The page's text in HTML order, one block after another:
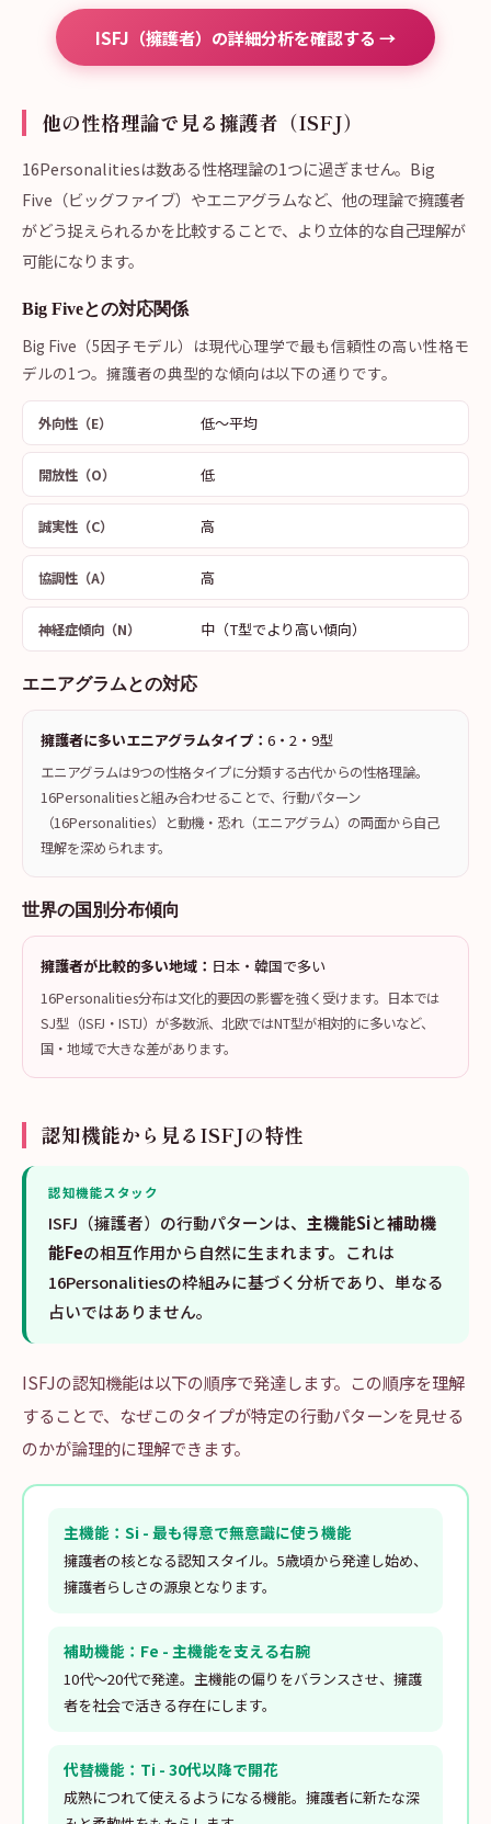
ISFJ（擁護者）の詳細分析を確認する →
他の性格理論で見る擁護者（ISFJ）
16Personalitiesは数ある性格理論の1つに過ぎません。Big
Five（ビッグファイブ）やエニアグラムなど、他の理論で擁護者
がどう捉えられるかを比較することで、より立体的な自己理解が
可能になります。
Big Fiveとの対応関係
Big Five（5因子モデル）は現代心理学で最も信頼性の高い性格モ
デルの1つ。擁護者の典型的な傾向は以下の通りです。
外向性（E） 低〜平均
開放性（O） 低
誠実性（C） 高
協調性（A） 高
神経症傾向（N） 中（T型でより高い傾向）
エニアグラムとの対応
擁護者に多いエニアグラムタイプ： 6・2・9型
エニアグラムは9つの性格タイプに分類する古代からの性格理論。
16Personalitiesと組み合わせることで、行動パターン
（16Personalities）と動機・恐れ（エニアグラム）の両面から自己
理解を深められます。
世界の国別分布傾向
擁護者が比較的多い地域： 日本・韓国で多い
16Personalities分布は文化的要因の影響を強く受けます。日本では
SJ型（ISFJ・ISTJ）が多数派、北欧ではNT型が相対的に多いなど、
国・地域で大きな差があります。
認知機能から見るISFJの特性
認知機能スタック
ISFJ（擁護者）の行動パターンは、 主機能Siと補助機
能Feの相互作用から自然に生まれます。これは
16Personalitiesの枠組みに基づく分析であり、単なる
占いではありません。
ISFJの認知機能は以下の順序で発達します。この順序を理解
することで、なぜこのタイプが特定の行動パターンを見せる
のかが論理的に理解できます。
主機能：Si - 最も得意で無意識に使う機能
擁護者の核となる認知スタイル。5歳頃から発達し始め、
擁護者らしさの源泉となります。
補助機能：Fe - 主機能を支える右腕
10代〜20代で発達。主機能の偏りをバランスさせ、擁護
者を社会で活きる存在にします。
代替機能：Ti - 30代以降で開花
成熟につれて使えるようになる機能。擁護者に新たな深